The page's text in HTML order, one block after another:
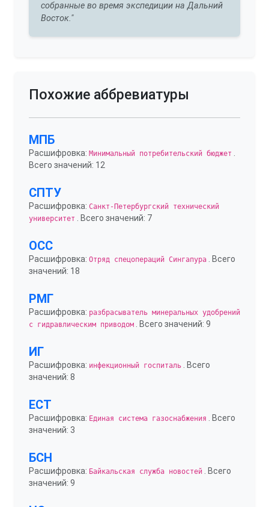
собранные во время экспедиции на Дальний
Восток."
Похожие аббревиатуры
МПБ
Расшифровка: Минимальный потребительский бюджет
Всего значений: 12
СПТУ
Расшифровка: Санкт-Петербургский технический
университет
. Всего значений: 7
ОСС
Расшифровка: Отряд спецопераций Сингапура . Всего
значений: 18
РМГ
Расшифровка: разбрасыватель минеральных удобрений
с гидравлическим приводом . Всего значений: 9
ИГ
Расшифровка: инфекционный госпиталь . Всего
значений: 8
ЕСТ
Расшифровка: Единая система газоснабжения
. Всего
значений: 3
БСН
Расшифровка: Байкальская служба новостей . Всего
значений: 9